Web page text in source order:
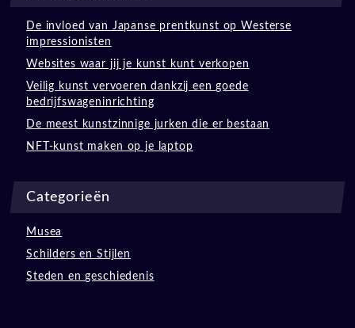
De invloed van Japanse prentkunst op Westerse
impressionisten
Websites waar jij je kunst kunt verkopen
Veilig kunst vervoeren dankzij een goede
bedrijfswageninrichting
De meest kunstzinnige jurken die er bestaan
NFT-kunst maken op je laptop
Categorieën
Musea
Schilders en Stijlen
Steden en geschiedenis